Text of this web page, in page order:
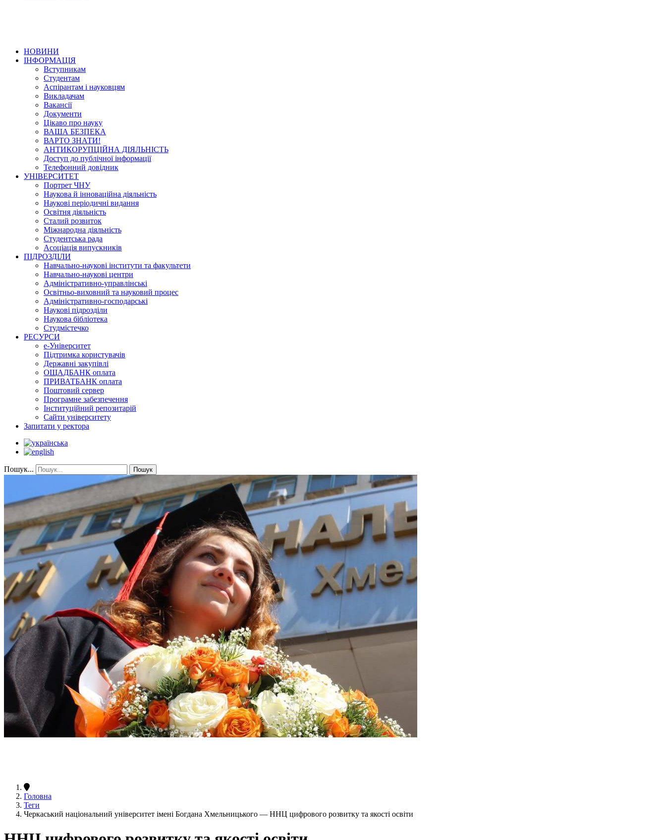
НОВИНИ
ІНФОРМАЦІЯ
Вступникам
Студентам
Аспірантам і науковцям
Викладачам
Вакансії
Документи
Цікаво про науку
ВАША БЕЗПЕКА
ВАРТО ЗНАТИ!
АНТИКОРУПЦІЙНА ДІЯЛЬНІСТЬ
Доступ до публічної інформації
Телефонний довідник
УНІВЕРСИТЕТ
Портрет ЧНУ
Наукова й інноваційна діяльність
Наукові періодичні видання
Освітня діяльність
Сталий розвиток
Міжнародна діяльність
Студентська рада
Асоціація випускників
ПІДРОЗДІЛИ
Навчально-наукові інститути та факультети
Навчально-наукові центри
Адміністративно-управлінські
Освітньо-виховний та науковий процес
Адміністративно-господарські
Наукові підрозділи
Наукова бібліотека
Студмістечко
РЕСУРСИ
е-Університет
Підтримка користувачів
Державні закупівлі
ОЩАДБАНК оплата
ПРИВАТБАНК оплата
Поштовий сервер
Програмне забезпечення
Інституційний репозитарій
Сайти університету
Запитати у ректора
Пошук... Пошук
Головна
Теги
Черкаський національний університет імені Богдана Хмельницького — ННЦ цифрового розвитку та якості освіти